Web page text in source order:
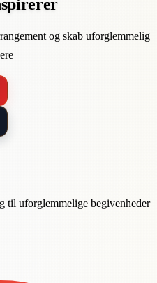
og skab uforglemmelig
til uforglemmelige begivenheder